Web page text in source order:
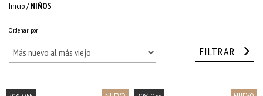
Inicio/ NIÑOS
Ordenar por
FILTRAR